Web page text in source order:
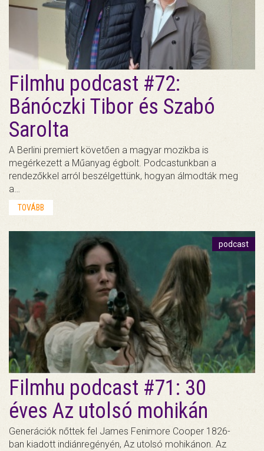
Filmhu podcast #72:
Bánóczki Tibor és Szabó
Sarolta
A Berlini premiert követően a magyar mozikba is
megérkezett a Műanyag égbolt. Podcastunkban a
rendezőkkel arról beszélgettünk, hogyan álmodták meg
a…
TOVÁBB
podcast
Filmhu podcast #71: 30
éves Az utolsó mohikán
Generációk nőttek fel James Fenimore Cooper 1826-
ban kiadott indiánregényén, Az utolsó mohikánon. Az